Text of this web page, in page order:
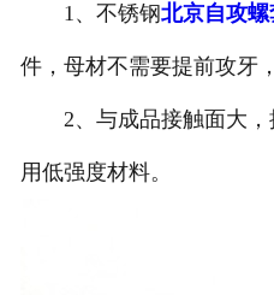
1、不锈钢北京自攻螺
件，母材不需要提前攻牙
2、与成品接触面大，
用低强度材料。